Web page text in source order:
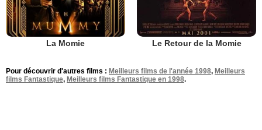
La Momie Le Retour de la Momie
Pour découvrir d'autres films : Meilleurs films de l'année 1998, Meilleurs
films Fantastique, Meilleurs films Fantastique en 1998.